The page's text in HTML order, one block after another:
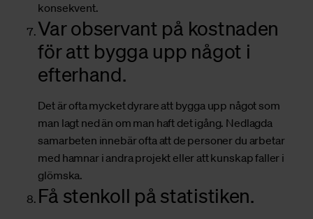
konsekvent.
Var observant på kostnaden
för att bygga upp något i
efterhand.
Det är ofta mycket dyrare att bygga upp något som
man lagt ned än om man haft det igång. Nedlagda
samarbeten innebär ofta att de personer du arbetar
med hamnar i andra projekt eller att kunskap faller i
glömska.
Få stenkoll på statistiken.